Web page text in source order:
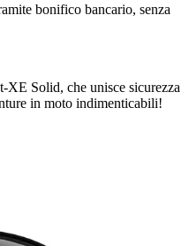
bonifico bancario, senza
XE Solid, che unisce sicurezza
in moto indimenticabili!